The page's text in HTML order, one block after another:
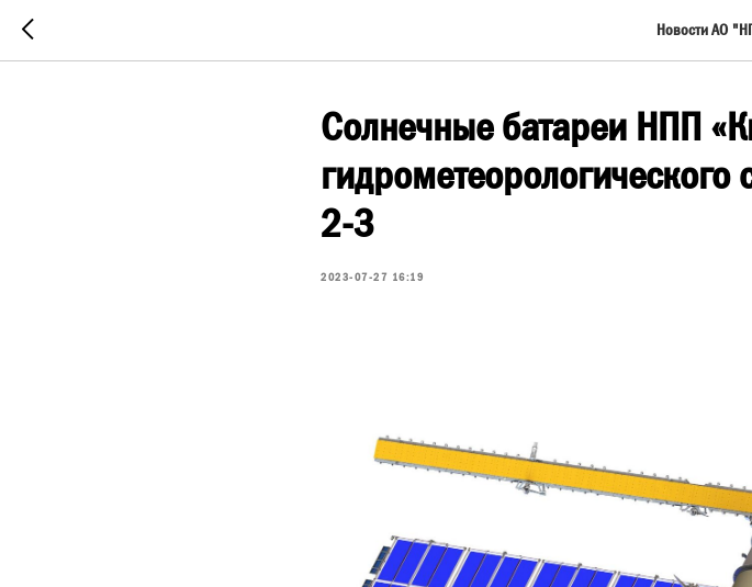
Новости АО
Солнечные батареи НПП
2-3
2023-07-27 16:19